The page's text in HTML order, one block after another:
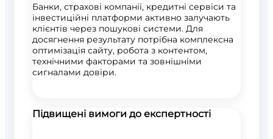
Банки, страхові компанії, кредитні сервіси та
інвестиційні платформи активно залучають
клієнтів через пошукові системи. Для
досягнення результату потрібна комплексна
оптимізація сайту, робота з контентом,
технічними факторами та зовнішніми
сигналами довіри.
Підвищені вимоги до експертності